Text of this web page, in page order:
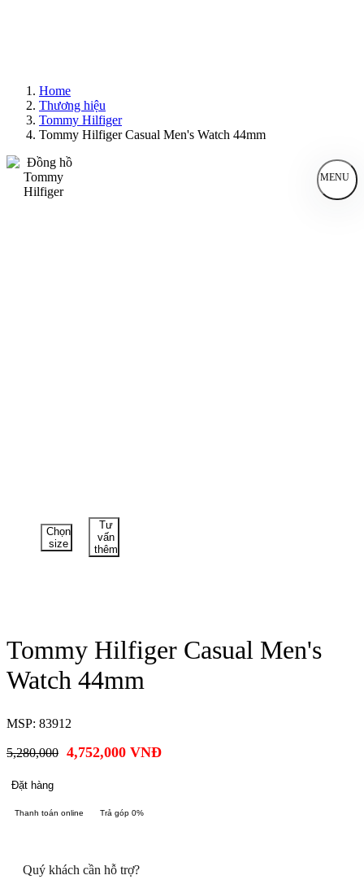
Home
Thương hiệu
Tommy Hilfiger
Tommy Hilfiger Casual Men's Watch 44mm
MENU
Chọn
size
Tư
vấn
thêm
Tommy Hilfiger Casual Men's
Watch 44mm
MSP: 83912
5,280,000 4,752,000 VNĐ
Đặt hàng
Thanh toán online Trả góp 0%
Quý khách cần hỗ trợ?